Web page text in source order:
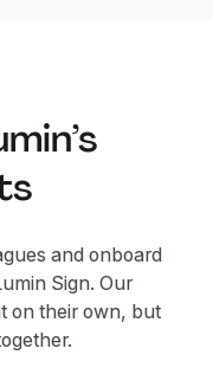
and onboard
Sign. Our
on their own, but